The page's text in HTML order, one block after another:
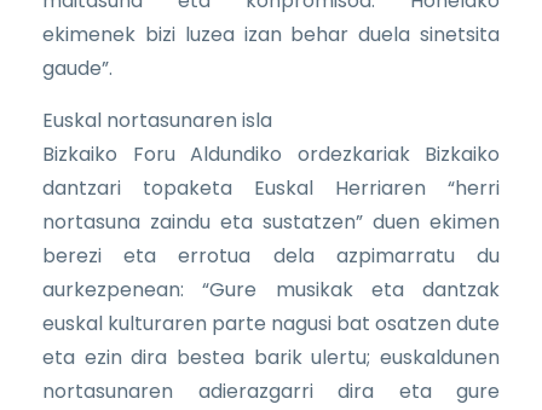
ekimenek bizi luzea izan behar duela sinetsita
gaude”.
Euskal nortasunaren isla
Bizkaiko Foru Aldundiko ordezkariak Bizkaiko
dantzari topaketa Euskal Herriaren “herri
nortasuna zaindu eta sustatzen” duen ekimen
berezi eta errotua dela azpimarratu du
aurkezpenean: “Gure musikak eta dantzak
euskal kulturaren parte nagusi bat osatzen dute
eta ezin dira bestea barik ulertu; euskaldunen
nortasunaren adierazgarri dira eta gure